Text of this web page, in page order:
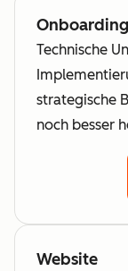
Technische
strategische
noch besser
Website